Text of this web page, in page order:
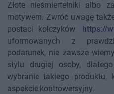
Złote nieśmiertelniki albo
motywem. Zwróć uwagę
postaci kolczyków:
https://
uformowanych z
podarunek, nie zawsze
stylu drugiej osoby,
wybranie takiego produktu,
aspekcie kontrowersyjny.